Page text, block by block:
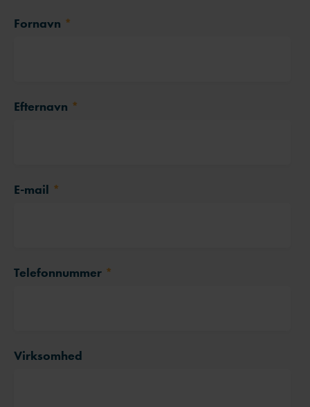
Fornavn *
Efternavn *
E-mail *
Telefonnummer *
Virksomhed